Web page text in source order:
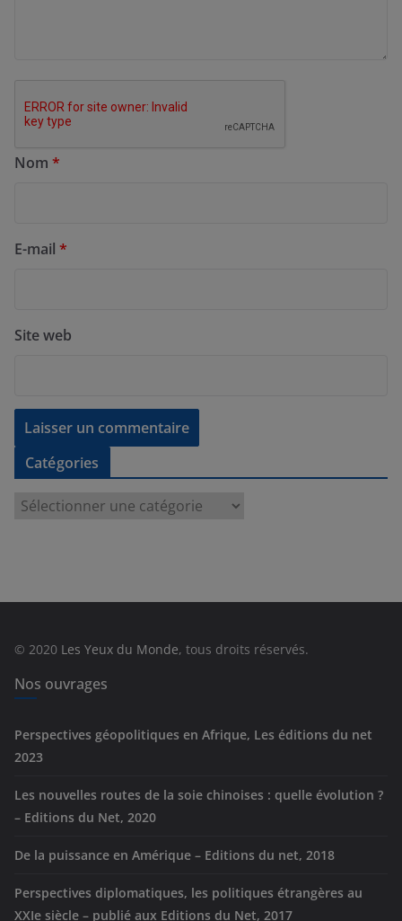
Nom *
E-mail *
Site web
Catégories
e
s
© 2020 Les Yeux du Monde, tous droits réservés.
Nos ouvrages
Perspectives géopolitiques en Afrique, Les éditions du net
2023
Les nouvelles routes de la soie chinoises : quelle évolution ?
– Editions du Net, 2020
De la puissance en Amérique – Editions du net, 2018
Perspectives diplomatiques, les politiques étrangères au
XXIe siècle – publié aux Editions du Net, 2017